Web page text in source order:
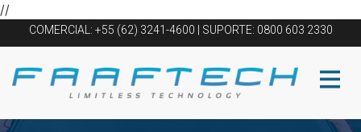
//
COMERCIAL: +55 (62) 3241-4600 | SUPORTE: 0800 603 2330